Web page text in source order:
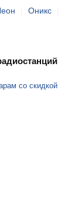
Оникс
со скидкой